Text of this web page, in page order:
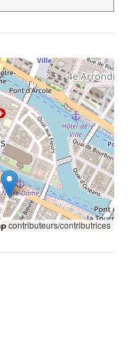
contributeurs/contributrices